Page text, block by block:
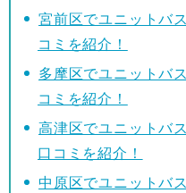
宮前区でユニットバ
コミを紹介！
多摩区でユニットバ
コミを紹介！
高津区でユニットバ
口コミを紹介！
中原区でユニットバ